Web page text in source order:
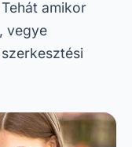
amikor
vegye